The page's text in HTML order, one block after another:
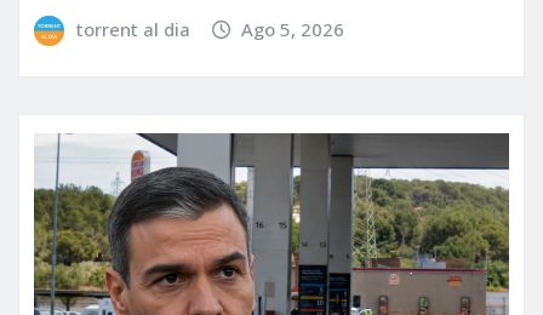
torrent al dia Ago 5, 2026